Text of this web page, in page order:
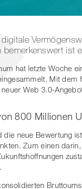
bemerkenswert ist
hat letzte Woche
Mit
Web 3.0-
800 Millionen
die neue Bewertung
Zum einen